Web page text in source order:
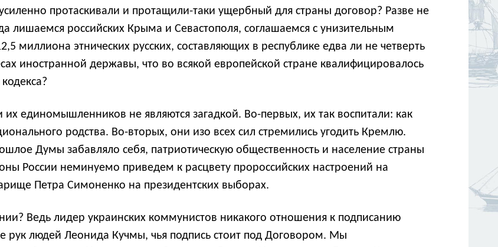
протаскивали и протащили-таки ущербный для страны договор? Разве не
лишаемся российских Крыма и Севастополя, соглашаемся с унизительным
миллиона этнических русских, составляющих в республике едва ли не четверть
иностранной державы, что во всякой европейской стране квалифицировалось
единомышленников не являются загадкой. Во-первых, их так воспитали: как
родства. Во-вторых, они изо всех сил стремились угодить Кремлю.
Думы забавляло себя, патриотическую общественность и население страны
России неминуемо приведем к расцвету пророссийских настроений на
Петра Симоненко на президентских выборах.
Ведь лидер украинских коммунистов никакого отношения к подписанию
рук людей Леонида Кучмы, чья подпись стоит под Договором. Мы